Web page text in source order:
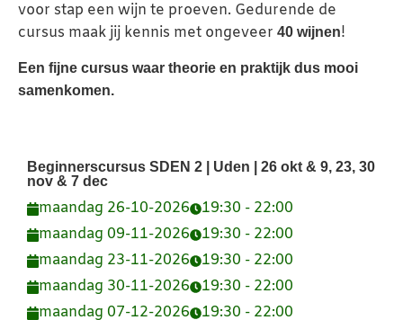
voor stap een wijn te proeven. Gedurende de
cursus maak jij kennis met ongeveer 40 wijnen!
Een fijne cursus waar theorie en praktijk dus mooi
samenkomen.
Beginnerscursus SDEN 2 | Uden | 26 okt & 9, 23, 30
nov & 7 dec
maandag 26-10-2026
19:30 - 22:00
maandag 09-11-2026
19:30 - 22:00
maandag 23-11-2026
19:30 - 22:00
maandag 30-11-2026
19:30 - 22:00
maandag 07-12-2026
19:30 - 22:00